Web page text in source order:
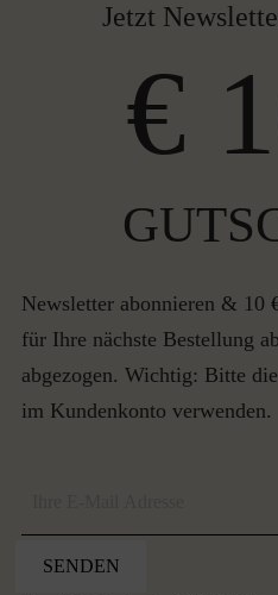
Jetzt
€
Newsletter abonnieren & 10
für Ihre nächste Bestellung
abgezogen. Wichtig: Bitte
im Kundenkonto verwenden.
SENDEN